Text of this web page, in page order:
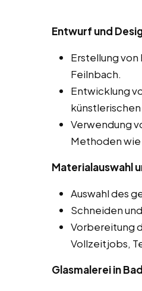
Entwurf und
Erstellung
Feilnbach.
Entwicklung
Verwendung
Methoden
Materialauswahl
Auswahl des
Schneiden
Vorbereitung
Vollzeitjobs,
Glasmalerei in